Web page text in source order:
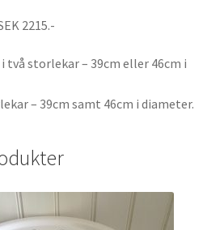
2215.-
två storlekar – 39cm eller 46cm i
– 39cm samt 46cm i diameter.